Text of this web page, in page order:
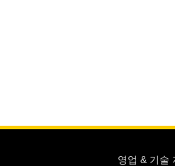
영업 & 기술